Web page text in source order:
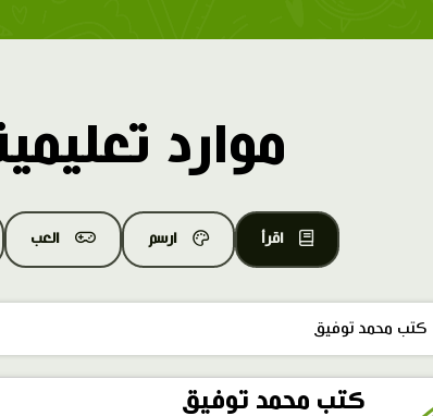
موارد
اقرأ ارسم العب
كتب محمد توفيق
كتب محمد توفيق